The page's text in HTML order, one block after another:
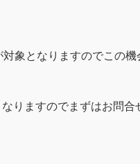
象となりますのでこの
りますのでまずはお問合